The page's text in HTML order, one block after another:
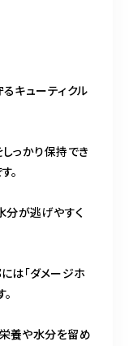
キューティクル
っかり保持でき
。
分が逃げやすく
は「ダメージホ
養や水分を留め